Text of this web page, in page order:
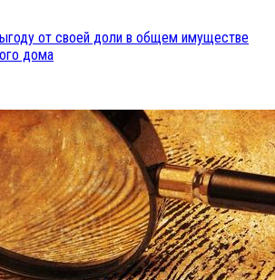
от своей доли в общем имуществе
дома